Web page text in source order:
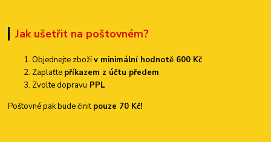
Jak ušetřit na poštovném?
Objednejte zbožív minimální hodnotě 600 Kč
Zaplaťte příkazem z účtu předem
Zvolte dopravu PPL
Poštovné pak bude činitpouze 70 Kč!